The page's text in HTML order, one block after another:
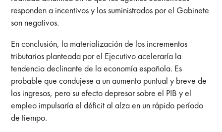
responden a incentivos y los suministrados por el Gabinete
son negativos.
En conclusión, la materialización de los incrementos
tributarios planteada por el Ejecutivo aceleraría la
tendencia declinante de la economía española. Es
probable que condujese a un aumento puntual y breve de
los ingresos, pero su efecto depresor sobre el PIB y el
empleo impulsaría el déficit al alza en un rápido período
de tiempo.